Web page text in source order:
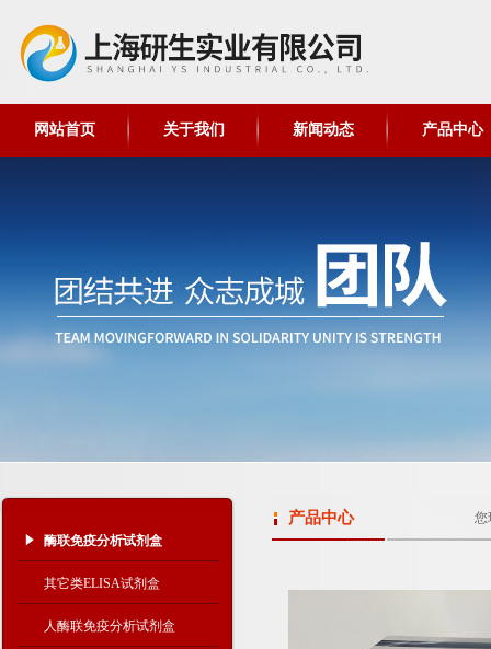
网站首页 关于我们 新闻动态 产品中心
酶联免疫分析试剂盒
其它类ELISA试剂盒
人酶联免疫分析试剂盒
产品中心 您